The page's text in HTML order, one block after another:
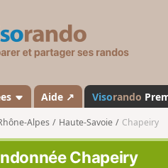
s
a
n
d
o
Aide ↗ Visorando
Alpes Haute-Savoie Chapeiry
Chapeiry